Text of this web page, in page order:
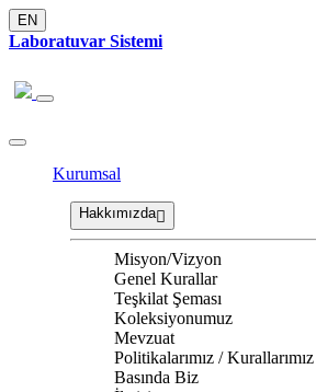
EN
Laboratuvar Sistemi
Kurumsal
Hakkımızda
Misyon/Vizyon
Genel Kurallar
Teşkilat Şeması
Koleksiyonumuz
Mevzuat
Politikalarımız / Kurallarımız
Basında Biz